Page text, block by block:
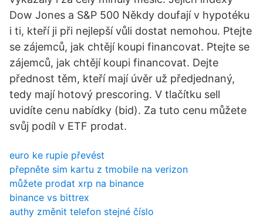
Dow Jones a S&P 500 Někdy doufají v hypotéku
i ti, kteří ji při nejlepší vůli dostat nemohou. Ptejte
se zájemců, jak chtějí koupi financovat. Ptejte se
zájemců, jak chtějí koupi financovat. Dejte
přednost těm, kteří mají úvěr už předjednaný,
tedy mají hotový prescoring. V tlačítku sell
uvidíte cenu nabídky (bid). Za tuto cenu můžete
svůj podíl v ETF prodat.
euro ke rupie převést
přepněte sim kartu z tmobile na verizon
můžete prodat xrp na binance
binance vs bittrex
authy změnit telefon stejné číslo